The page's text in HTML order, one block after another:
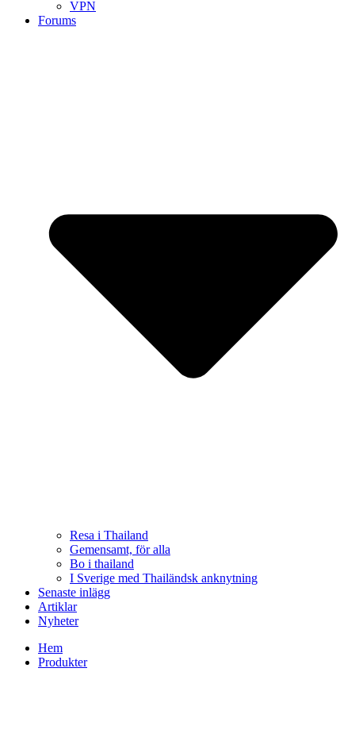
VPN
Forums
Resa i Thailand
Gemensamt, för alla
Bo i thailand
I Sverige med Thailändsk anknytning
Senaste inlägg
Artiklar
Nyheter
Hem
Produkter